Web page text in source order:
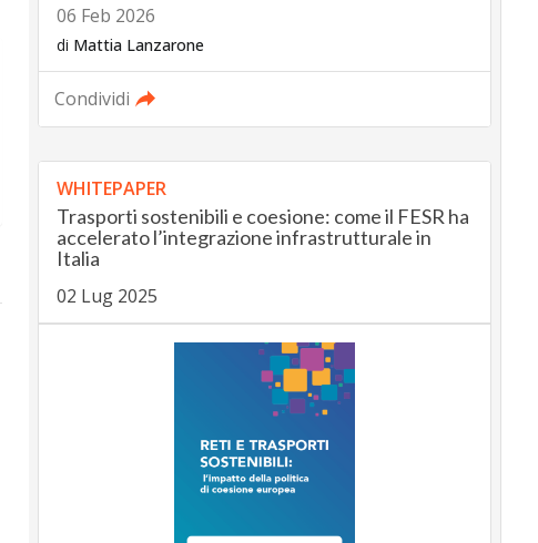
06 Feb 2026
di Mattia Lanzarone
Condividi
WHITEPAPER
Trasporti sostenibili e coesione: come il FESR ha
accelerato l’integrazione infrastrutturale in
Italia
02 Lug 2025